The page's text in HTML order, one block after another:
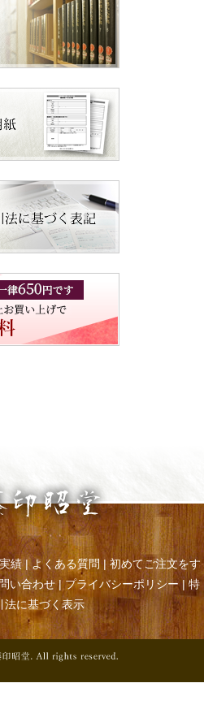
績|よくある質問|初めてご注文をす
い合わせ| プライバシーポリシー|特
法に基づく表示